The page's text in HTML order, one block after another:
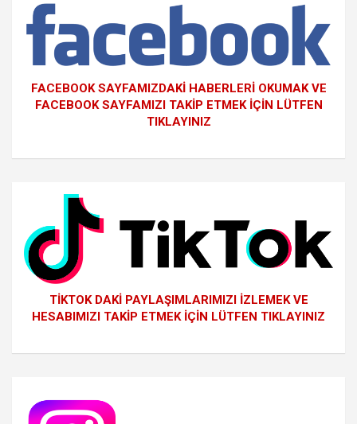
FACEBOOK SAYFAMIZDAKİ HABERLERİ OKUMAK VE
FACEBOOK SAYFAMIZI TAKİP ETMEK İÇİN LÜTFEN
TIKLAYINIZ
TİKTOK DAKİ PAYLAŞIMLARIMIZI İZLEMEK VE
HESABIMIZI TAKİP ETMEK İÇİN LÜTFEN TIKLAYINIZ